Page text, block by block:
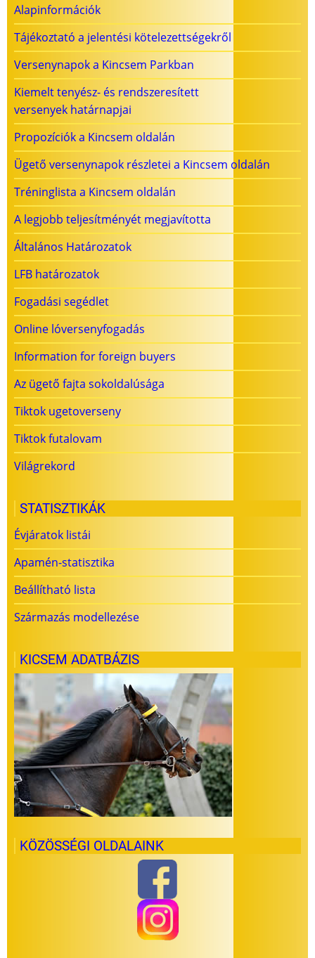
Alapinformációk
Tájékoztató a jelentési kötelezettségekről
Versenynapok a Kincsem Parkban
Kiemelt tenyész- és rendszeresített
versenyek határnapjai
Propozíciók a Kincsem oldalán
Ügető versenynapok részletei a Kincsem oldalán
Tréninglista a Kincsem oldalán
A legjobb teljesítményét megjavította
Általános Határozatok
LFB határozatok
Fogadási segédlet
Online lóversenyfogadás
Information for foreign buyers
Az ügető fajta sokoldalúsága
Tiktok ugetoverseny
Tiktok futalovam
Világrekord
STATISZTIKÁK
Évjáratok listái
Apamén-statisztika
Beállítható lista
Származás modellezése
KICSEM ADATBÁZIS
KÖZÖSSÉGI OLDALAINK